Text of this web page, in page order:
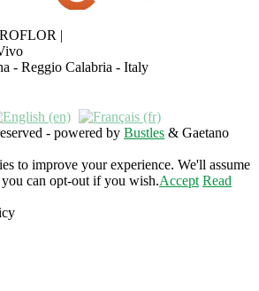
|
- Reggio Calabria - Italy
- powered by Bustles & Gaetano
to improve your experience. We'll assume
can opt-out if you wish.Accept Read